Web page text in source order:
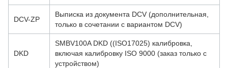
DCV-ZP
Выписка из документа DCV (дополнительная,
только в сочетании с вариантом DCV)
DKD
SMBV100A DKD ((ISO17025) калибровка,
включая калибровку ISO 9000 (заказ только с
устройством)